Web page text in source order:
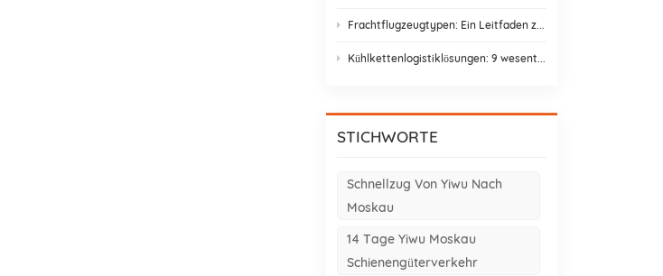
Frachtflugzeugtypen: Ein Leitfaden zu Frachtflugzeugvarianten für den Asien-Europa-Handel
Kühlkettenlogistiklösungen: 9 wesentliche Elemente und Gestaltungsstrategien
STICHWORTE
Schnellzug Von Yiwu Nach
Moskau
14 Tage Yiwu Moskau
Schienengüterverkehr